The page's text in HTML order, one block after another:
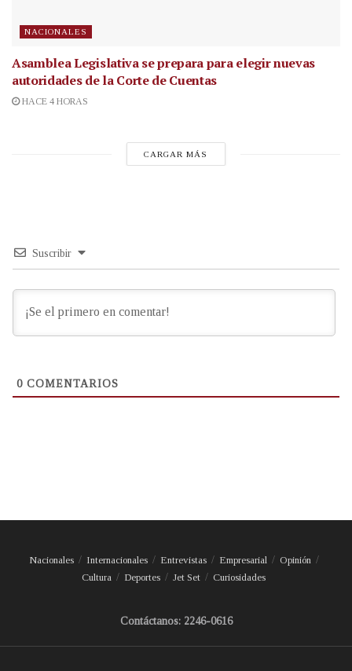
NACIONALES
Asamblea Legislativa se prepara para elegir nuevas
autoridades de la Corte de Cuentas
HACE 4 HORAS
CARGAR MÁS
Suscribir
0 COMENTARIOS
Nacionales Internacionales Entrevistas Empresarial
Opinión
Cultura
Deportes Jet Set Curiosidades
Contáctanos: 2246-0616